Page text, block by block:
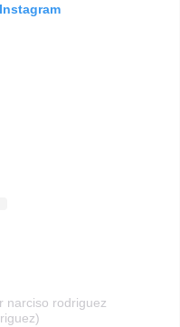
narciso rodriguez